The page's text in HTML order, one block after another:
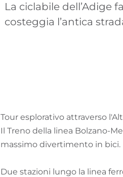
La ciclabile dell’Adige
costeggia l’antica
Tour esplorativo attraverso
Il Treno della linea Bolzano-
massimo divertimento in bici.
Due stazioni lungo la linea